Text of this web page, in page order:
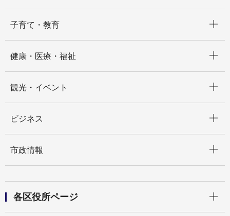
子育て・教育
健康・医療・福祉
観光・イベント
ビジネス
市政情報
各区役所ページ